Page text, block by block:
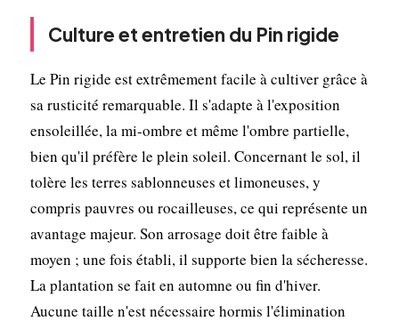
Culture et entretien du Pin rigide
Le Pin rigide est extrêmement facile à cultiver grâce à
sa rusticité remarquable. Il s'adapte à l'exposition
ensoleillée, la mi-ombre et même l'ombre partielle,
bien qu'il préfère le plein soleil. Concernant le sol, il
tolère les terres sablonneuses et limoneuses, y
compris pauvres ou rocailleuses, ce qui représente un
avantage majeur. Son arrosage doit être faible à
moyen ; une fois établi, il supporte bien la sécheresse.
La plantation se fait en automne ou fin d'hiver.
Aucune taille n'est nécessaire hormis l'élimination